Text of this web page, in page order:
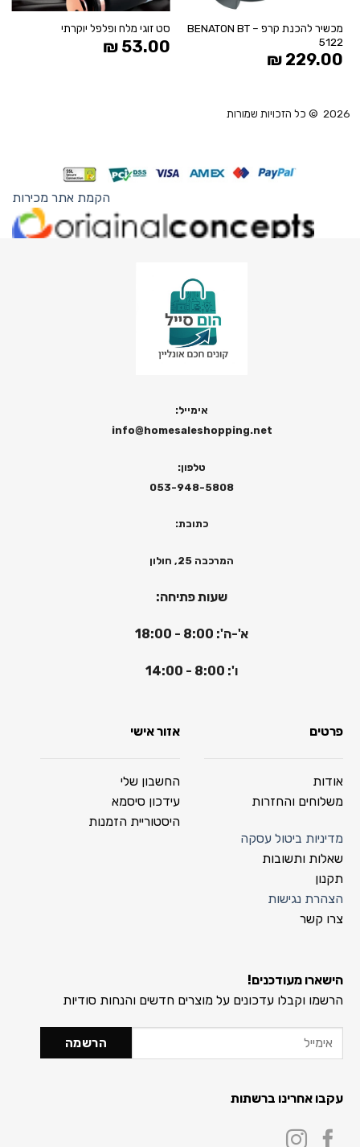
מכשיר להכנת קרפ BENATON BT –
5122
229.00
₪
סט זוגי מלח ופלפל יוקרתי
53.00
₪
הקמת אתר מכירות
אימייל:
info@homesaleshopping.net
טלפון:
053-948-5808
כתובת:
המרכבה 25, חולון
שעות פתיחה:
א'-ה': 8:00 - 18:00
ו': 8:00 - 14:00
פרטים
אודות
משלוחים והחזרות
מדיניות ביטול עסקה
שאלות ותשובות
תקנון
הצהרת נגישות
צרו קשר
אזור אישי
החשבון שלי
עידכון סיסמא
היסטוריית הזמנות
הישארו מעודכנים!
הרשמו וקבלו עדכונים על מוצרים חדשים והנחות סודיות
עקבו אחרינו ברשתות